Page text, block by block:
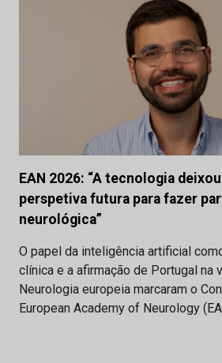
EAN 2026: “A tecnologia
perspetiva futura para fazer
neurológica”
O papel da inteligência artificial
clínica e a afirmação de Portugal na
Neurologia europeia marcaram o
European Academy of Neurology